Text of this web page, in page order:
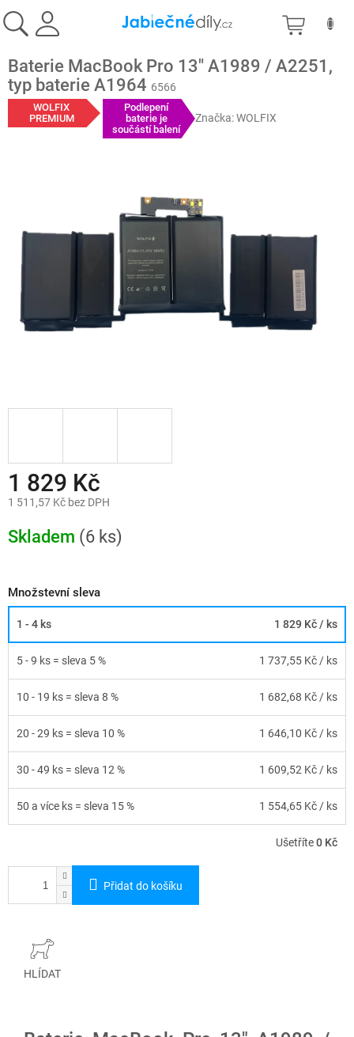
na
obsah
Baterie MacBook Pro 13" A1989 / A2251,
typ baterie A1964 6566
WOLFIX
PREMIUM
Podlepení
baterie je
součástí balení
Značka:WOLFIX
1 829 Kč
1 511,57 Kč bez DPH
cena:
Skladem (6 ks)
Množstevní sleva
1 - 4 ks 1 829 Kč/ ks
5 - 9 ks = sleva 5 % 1 737,55 Kč/ ks
10 - 19 ks = sleva 8 % 1 682,68 Kč/ ks
20 - 29 ks = sleva 10 % 1 646,10 Kč/ ks
30 - 49 ks = sleva 12 % 1 609,52 Kč/ ks
50 a více ks = sleva 15 % 1 554,65 Kč/ ks
Ušetříte0 Kč
Přidat do košíku
HLÍDAT